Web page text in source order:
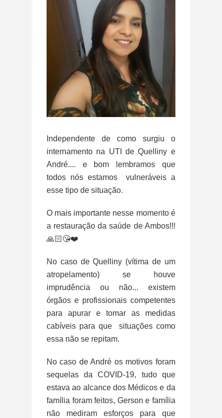
Independente de como surgiu o
internamento na UTI de Quelliny e
André.... e bom lembramos que
todos nós estamos vulneráveis a
esse tipo de situação.
O mais importante nesse momento é
a restauração da saúde de Ambos!!!
🙏🏻😘❤️
No caso de Quelliny (vítima de um
atropelamento) se houve
imprudência ou não... existem
órgãos e profissionais competentes
para apurar e tomar as medidas
cabíveis para que situações como
essa não se repitam.
No caso de André os motivos foram
sequelas da COVID-19, tudo que
estava ao alcance dos Médicos e da
família foram feitos, Gerson e família
não mediram esforços para que